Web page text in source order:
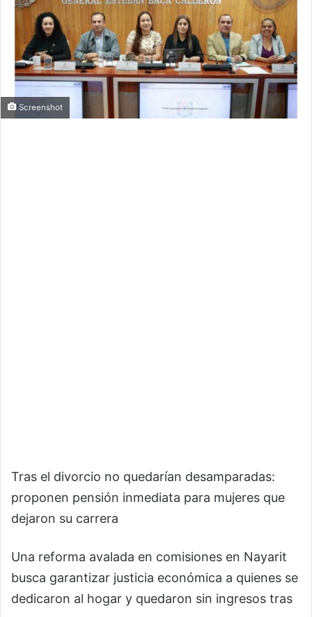
Screenshot
Tras el divorcio no quedarían desamparadas:
proponen pensión inmediata para mujeres que
dejaron su carrera
Una reforma avalada en comisiones en Nayarit
busca garantizar justicia económica a quienes se
dedicaron al hogar y quedaron sin ingresos tras